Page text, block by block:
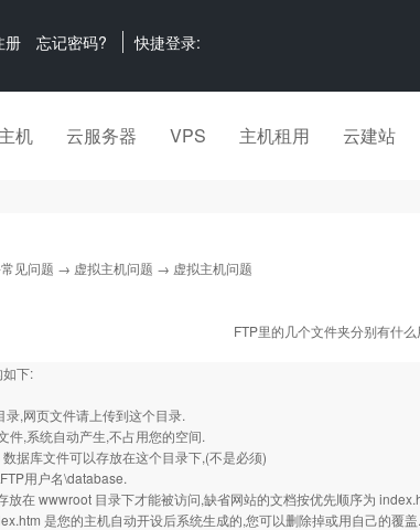
册 忘记密码? 快捷登录:
机 云服务器 VPS 主机租用 云建站
见问题 → 虚拟主机问题 → 虚拟主机问题
FTP里的几个文件夹分别有什么
下:
录,网页文件请上传到这个目录.
件,系统自动产生,不占用您的空间.
据库文件可以存放在这个目录下,(不是必须)
用户名\database.
放在 wwwroot 目录下才能被访问,缺省网站的文档按优先顺序为
是您的主机自动开设后系统生成的,您可以删除掉或用自己的覆盖.